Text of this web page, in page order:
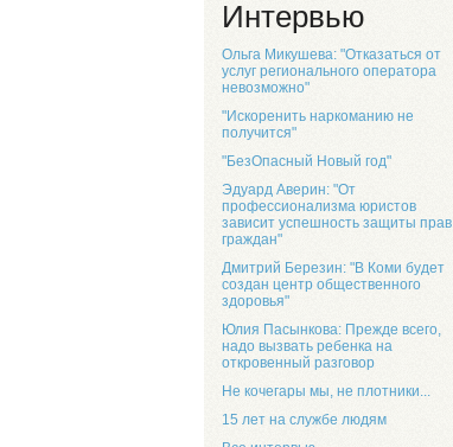
Интервью
Ольга Микушева: "Отказаться от
услуг регионального оператора
невозможно"
"Искоренить наркоманию не
получится"
"БезОпасный Новый год"
Эдуард Аверин: "От
профессионализма юристов
зависит успешность защиты прав
граждан"
Дмитрий Березин: "В Коми будет
создан центр общественного
здоровья"
Юлия Пасынкова: Прежде всего,
надо вызвать ребенка на
откровенный разговор
Не кочегары мы, не плотники...
15 лет на службе людям